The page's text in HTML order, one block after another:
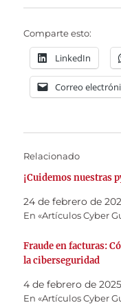
Comparte esto:
LinkedIn
Correo
Relacionado
¡Cuidemos nuestras
24 de febrero de
En «Artículos Cyber
Fraude en facturas:
la ciberseguridad
4 de febrero de 2025
En «Artículos Cyber